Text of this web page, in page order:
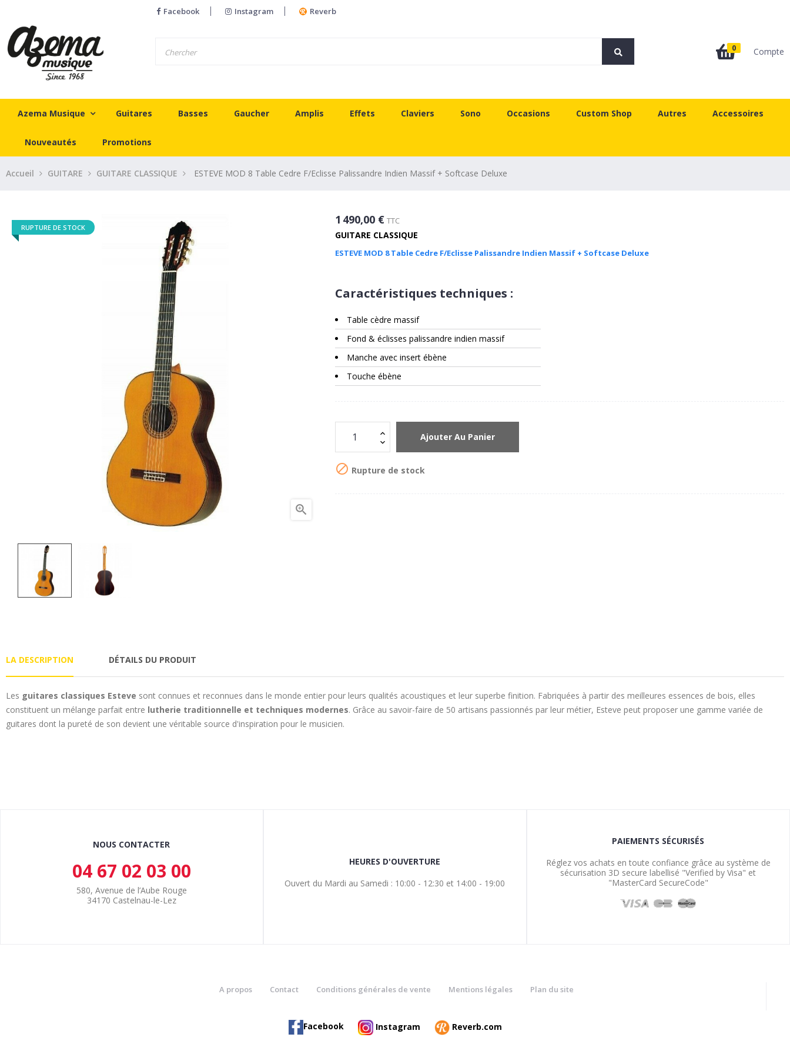
Facebook Instagram Reverb
0 Compte
Azema Musique Guitares Basses Gaucher Amplis Effets Claviers Sono Occasions Custom Shop Autres Accessoires
Nouveautés Promotions
Accueil GUITARE GUITARE CLASSIQUE ESTEVE MOD 8 Table Cedre F/Eclisse Palissandre Indien Massif + Softcase Deluxe
RUPTURE DE STOCK

1 490,00 € TTC
GUITARE CLASSIQUE
ESTEVE MOD 8 Table Cedre F/Eclisse Palissandre Indien Massif + Softcase Deluxe
Caractéristiques techniques :
Table cèdre massif
Fond & éclisses palissandre indien massif
Manche avec insert ébène
Touche ébène
Ajouter Au Panier
 Rupture de stock
LA DESCRIPTION DÉTAILS DU PRODUIT
Les guitares classiques Esteve sont connues et reconnues dans le monde entier pour leurs qualités acoustiques et leur superbe finition. Fabriquées à partir des meilleures essences de bois, elles
constituent un mélange parfait entre lutherie traditionnelle et techniques modernes. Grâce au savoir-faire de 50 artisans passionnés par leur métier, Esteve peut proposer une gamme variée de
guitares dont la pureté de son devient une véritable source d'inspiration pour le musicien.
NOUS CONTACTER
04 67 02 03 00
580, Avenue de l’Aube Rouge
34170 Castelnau-le-Lez
HEURES D'OUVERTURE
Ouvert du Mardi au Samedi : 10:00 - 12:30 et 14:00 - 19:00
PAIEMENTS SÉCURISÉS
Réglez vos achats en toute confiance grâce au système de
sécurisation 3D secure labellisé "Verified by Visa" et
"MasterCard SecureCode"
A propos Contact Conditions générales de vente Mentions légales Plan du site
Facebook Instagram Reverb.com